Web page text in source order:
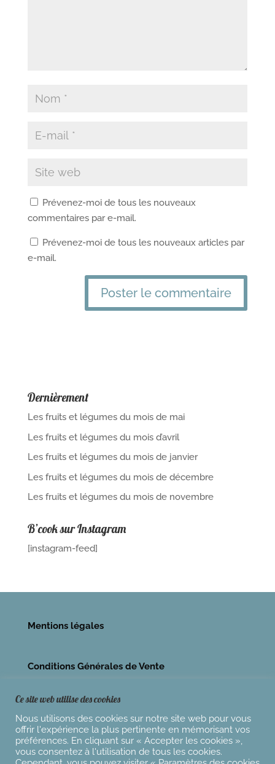
Prévenez-moi de tous les nouveaux
commentaires par e-mail.
Prévenez-moi de tous les nouveaux articles par
e-mail.
Dernièrement
Les fruits et légumes du mois de mai
Les fruits et légumes du mois d’avril
Les fruits et légumes du mois de janvier
Les fruits et légumes du mois de décembre
Les fruits et légumes du mois de novembre
B’cook sur Instagram
[instagram-feed]
Mentions légales
Conditions Générales de Vente
Ce site web utilise des cookies
Nous utilisons des cookies sur notre site web pour vous
offrir l'expérience la plus pertinente en mémorisant vos
préférences. En cliquant sur « Accepter les cookies »,
vous consentez à l'utilisation de tous les cookies.